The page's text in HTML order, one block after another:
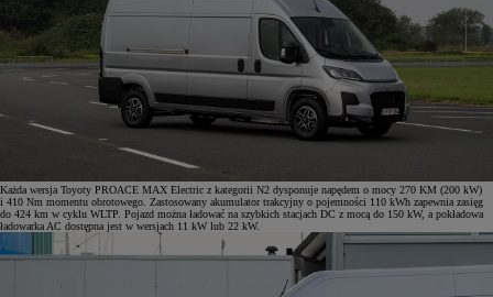
Każda wersja Toyoty PROACE MAX Electric z kategorii N2 dysponuje napędem o mocy 270 KM (200 kW)
i 410 Nm momentu obrotowego. Zastosowany akumulator trakcyjny o pojemności 110 kWh zapewnia zasięg
do 424 km w cyklu WLTP. Pojazd można ładować na szybkich stacjach DC z mocą do 150 kW, a pokładowa
ładowarka AC dostępna jest w wersjach 11 kW lub 22 kW.